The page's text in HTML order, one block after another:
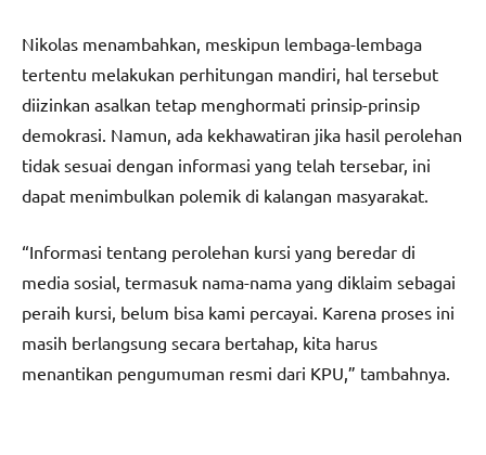
Nikolas menambahkan, meskipun lembaga-lembaga
tertentu melakukan perhitungan mandiri, hal tersebut
diizinkan asalkan tetap menghormati prinsip-prinsip
demokrasi. Namun, ada kekhawatiran jika hasil perolehan
tidak sesuai dengan informasi yang telah tersebar, ini
dapat menimbulkan polemik di kalangan masyarakat.
“Informasi tentang perolehan kursi yang beredar di
media sosial, termasuk nama-nama yang diklaim sebagai
peraih kursi, belum bisa kami percayai. Karena proses ini
masih berlangsung secara bertahap, kita harus
menantikan pengumuman resmi dari KPU,” tambahnya.